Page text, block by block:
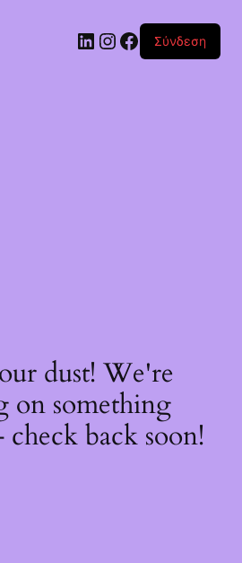
Linkedin
Instagram
Facebook
Σύνδεση
dust! We're
on something
back soon!